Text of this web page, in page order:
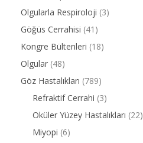
Olgularla Respiroloji (3)
Göğüs Cerrahisi (41)
Kongre Bültenleri (18)
Olgular (48)
Göz Hastalıkları (789)
Refraktif Cerrahi (3)
Oküler Yüzey Hastalıkları (22)
Miyopi (6)